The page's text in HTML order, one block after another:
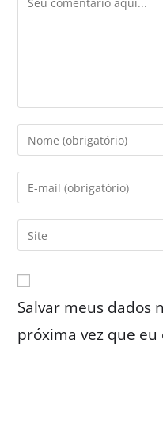
Salvar meus dados
próxima vez que